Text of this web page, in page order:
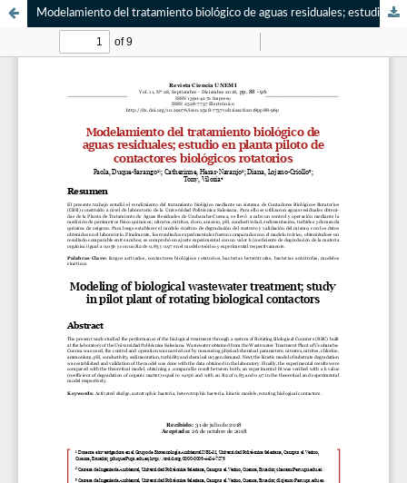
Modelamiento del tratamiento biológico de aguas residuales; estudio en planta piloto de contactores biológicos rotatorios.//Modeling of biological wastewater treatment; study in pilot plant of rotating biological contactors.